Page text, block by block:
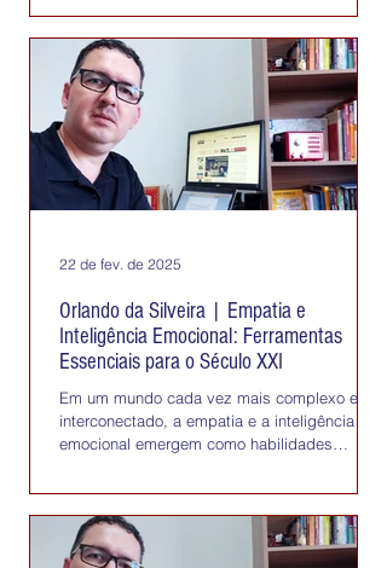
Orlando da Silveira | Empatia e
Inteligência Emocional: Ferramentas
Essenciais para o Século XXI
Em um mundo cada vez mais complexo e
interconectado, a empatia e a inteligência
emocional emergem como habilidades
22 de fev. de 2025